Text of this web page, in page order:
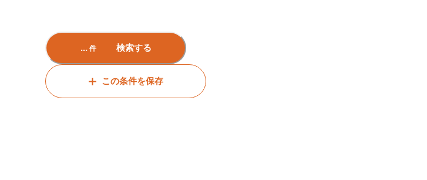
... 件 検索する
この条件を保存